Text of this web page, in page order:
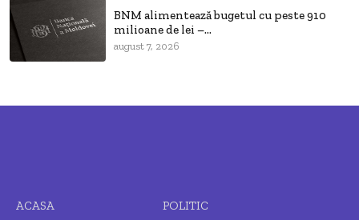
BNM alimentează bugetul cu peste 910
milioane de lei –...
august 7, 2026
ACASA POLITIC